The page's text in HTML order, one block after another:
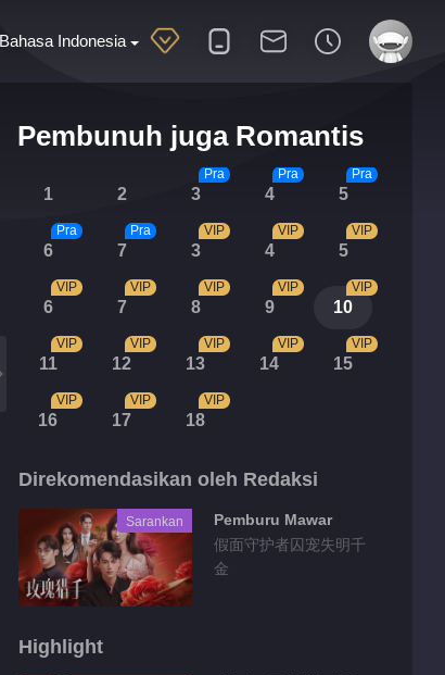
Bahasa Indonesia
Pembunuh juga Romantis
1 2 3
Pra
4
Pra
5
Pra
6
Pra
7
Pra
3
VIP
4
VIP
5
VIP
6
VIP
7
VIP
8
VIP
9
VIP
10
VIP
11
VIP
12
VIP
13
VIP
14
VIP
15
VIP
16
VIP
17
VIP
18
VIP
Direkomendasikan oleh Redaksi
Sarankan
Pemburu Mawar
假面守护者囚宠失明千
金
Highlight